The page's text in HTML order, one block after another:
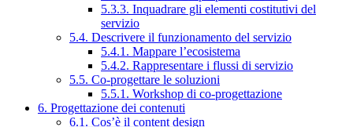
5.3.3. Inquadrare gli elementi costitutivi del
servizio
5.4. Descrivere il funzionamento del servizio
5.4.1. Mappare l’ecosistema
5.4.2. Rappresentare i flussi di servizio
5.5. Co-progettare le soluzioni
5.5.1. Workshop di co-progettazione
6. Progettazione dei contenuti
6.1. Cos’è il content design